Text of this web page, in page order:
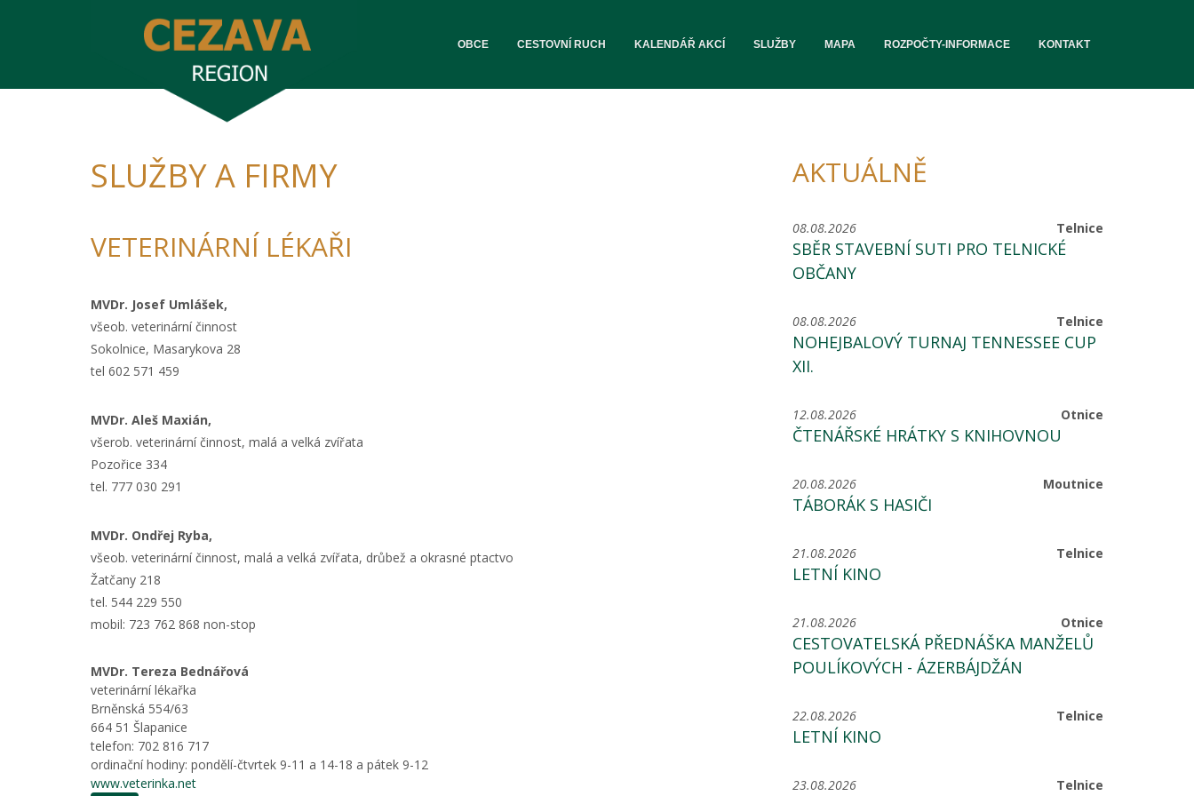
OBCE CESTOVNÍ RUCH KALENDÁŘ AKCÍ SLUŽBY MAPA ROZPOČTY-INFORMACE KONTAKT
SLUŽBY A FIRMY
VETERINÁRNÍ LÉKAŘI
MVDr. Josef Umlášek,
všeob. veterinární činnost
Sokolnice, Masarykova 28
tel 602 571 459
MVDr. Aleš Maxián,
všerob. veterinární činnost, malá a velká zvířata
Pozořice 334
tel. 777 030 291
MVDr. Ondřej Ryba,
všeob. veterinární činnost, malá a velká zvířata, drůbež a okrasné ptactvo
Žatčany 218
tel. 544 229 550
mobil: 723 762 868 non-stop
MVDr. Tereza Bednářová
veterinární lékařka
Brněnská 554/63
664 51 Šlapanice
telefon: 702 816 717
ordinační hodiny: pondělí-čtvrtek 9-11 a 14-18 a pátek 9-12
www.veterinka.net
AKTUÁLNĚ
Telnice
08.08.2026
SBĚR STAVEBNÍ SUTI PRO TELNICKÉ
OBČANY
Telnice
08.08.2026
NOHEJBALOVÝ TURNAJ TENNESSEE CUP
XII.
Otnice
12.08.2026
ČTENÁŘSKÉ HRÁTKY S KNIHOVNOU
Moutnice
20.08.2026
TÁBORÁK S HASIČI
Telnice
21.08.2026
LETNÍ KINO
Otnice
21.08.2026
CESTOVATELSKÁ PŘEDNÁŠKA MANŽELŮ
POULÍKOVÝCH - ÁZERBÁJDŽÁN
Telnice
22.08.2026
LETNÍ KINO
Telnice
23.08.2026